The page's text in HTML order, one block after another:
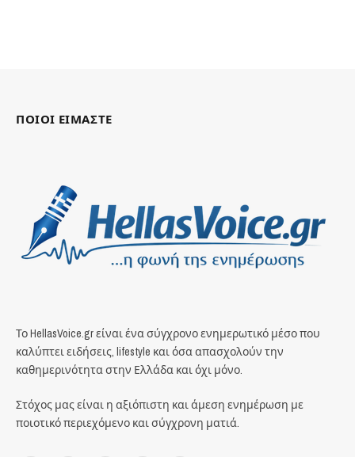
ΠΟΙΟΙ ΕΙΜΑΣΤΕ
Το HellasVoice.gr είναι ένα σύγχρονο ενημερωτικό μέσο που
καλύπτει ειδήσεις, lifestyle και όσα απασχολούν την
καθημερινότητα στην Ελλάδα και όχι μόνο.
Στόχος μας είναι η αξιόπιστη και άμεση ενημέρωση με
ποιοτικό περιεχόμενο και σύγχρονη ματιά.